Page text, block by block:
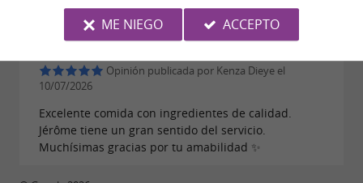
Opinión publicada por Kenza Dieye el
10/07/2026
Excelente comida con ingredientes de calidad.
Jérôme tiene un gran sentido del servicio.
Muchísimas gracias por tu amabilidad ✨
ME NIEGO
ACCEPTO